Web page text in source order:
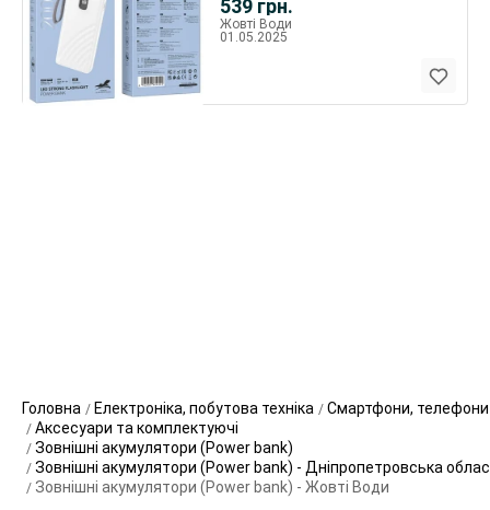
539 грн.
Жовті Води
01.05.2025
Головна Електроніка, побутова техніка
Смартфони, телефони
Аксесуари та комплектуючі
Зовнішні акумулятори (Power bank)
Зовнішні акумулятори (Power bank) - Дніпропетровська
Зовнішні акумулятори (Power bank) - Жовті Води